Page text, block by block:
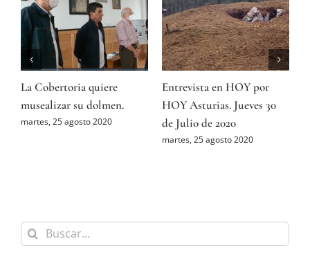
La Cobertoria quiere
musealizar su dolmen.
martes, 25 agosto 2020
Entrevista en HOY por
HOY Asturias. Jueves 30
de Julio de 2020
martes, 25 agosto 2020
Buscar: